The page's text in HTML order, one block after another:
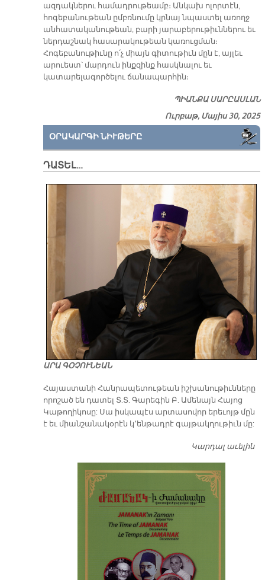
ազդակներու համադրութեամբ։ Անկախ ոլորտէն,
հոգեբանութեան ըմբռնումը կրնայ նպաստել առողջ
անհատականութեան, բարի յարաբերութիւններու եւ
ներդաշնակ հասարակութեան կառուցման։
Հոգեբանութիւնը ո՛չ միայն գիտութիւն մըն է, այլեւ
արուեստ՝ մարդուն ինքզինք հասկնալու եւ
կատարելագործելու ճանապարհին։
ՊԻԱՆՔԱ ՍԱՐԸԱՍԼԱՆ
Ուրբաթ, Մայիս 30, 2025
ՕՐԱԿԱՐԳԻ ՆԻՒԹԵՐԸ
ԴԱՏԵԼ…
ԱՐԱ ԳՕՉՈՒՆԵԱՆ
​Հայաստանի Հանրապետութեան իշխանութիւնները
որոշած են դատել Տ.Տ. Գարեգին Բ. Ամենայն Հայոց
Կաթողիկոսը: Սա իսկապէս արտասովոր երեւոյթ մըն
է եւ միանշանակօրէն կ՚ենթադրէ գայթակղութիւն մը:
Կարդալ աւելին